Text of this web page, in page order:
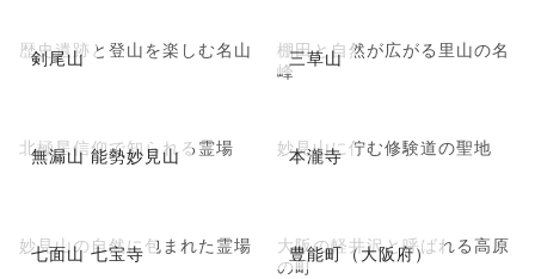
剣尾山
歴史遺跡と登山を楽しむ名山 三草山
棚田と自然が広がる里山の名
峰
無漏山 能勢妙見山
北極星信仰で知られる霊場 本瀧寺
妙見山に佇む修験道の聖地
七面山 七宝寺
妙見山の自然に包まれた霊場 豊能町（大阪府）
大阪の軽井沢と呼ばれる高原
の町